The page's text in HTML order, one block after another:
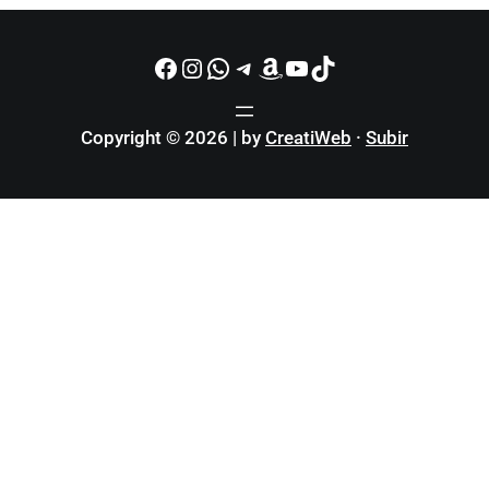
Facebook
Instagram
WhatsApp
Telegram
Amazon
YouTube
TikTok
Copyright © 2026 | by CreatiWeb · Subir